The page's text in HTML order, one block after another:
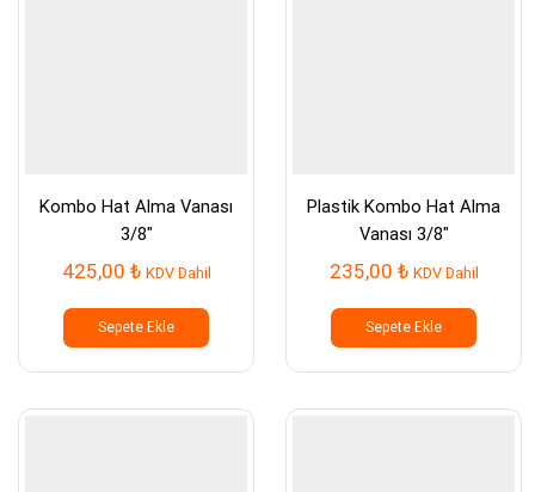
Kombo Hat Alma Vanası
3/8″
425,00 ₺ KDV Dahil
Sepete Ekle
Plastik Kombo Hat Alma
Vanası 3/8″
235,00 ₺ KDV Dahil
Sepete Ekle